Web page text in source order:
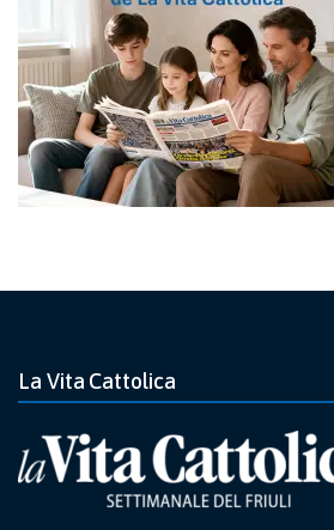
La Vita Cattolica